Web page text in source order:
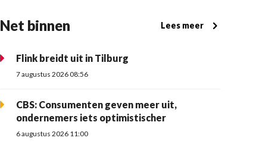
Net binnen Lees meer
Flink breidt uit in Tilburg
7 augustus 2026 08:56
CBS: Consumenten geven meer uit,
ondernemers iets optimistischer
6 augustus 2026 11:00